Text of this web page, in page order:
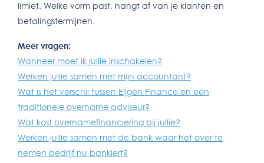
limiet. Welke vorm past, hangt af van je klanten en
betalingstermijnen.
Meer vragen:
Wanneer moet ik jullie inschakelen?
Werken jullie samen met mijn accountant?
Wat is het verschil tussen Eijgen Finance en een
traditionele overname adviseur?
Wat kost overnamefinanciering bij jullie?
Werken jullie samen met de bank waar het over te
nemen bedrijf nu bankiert?